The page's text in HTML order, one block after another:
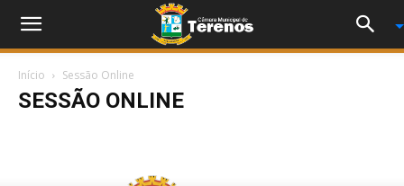
Início Sessão Online
SESSÃO ONLINE